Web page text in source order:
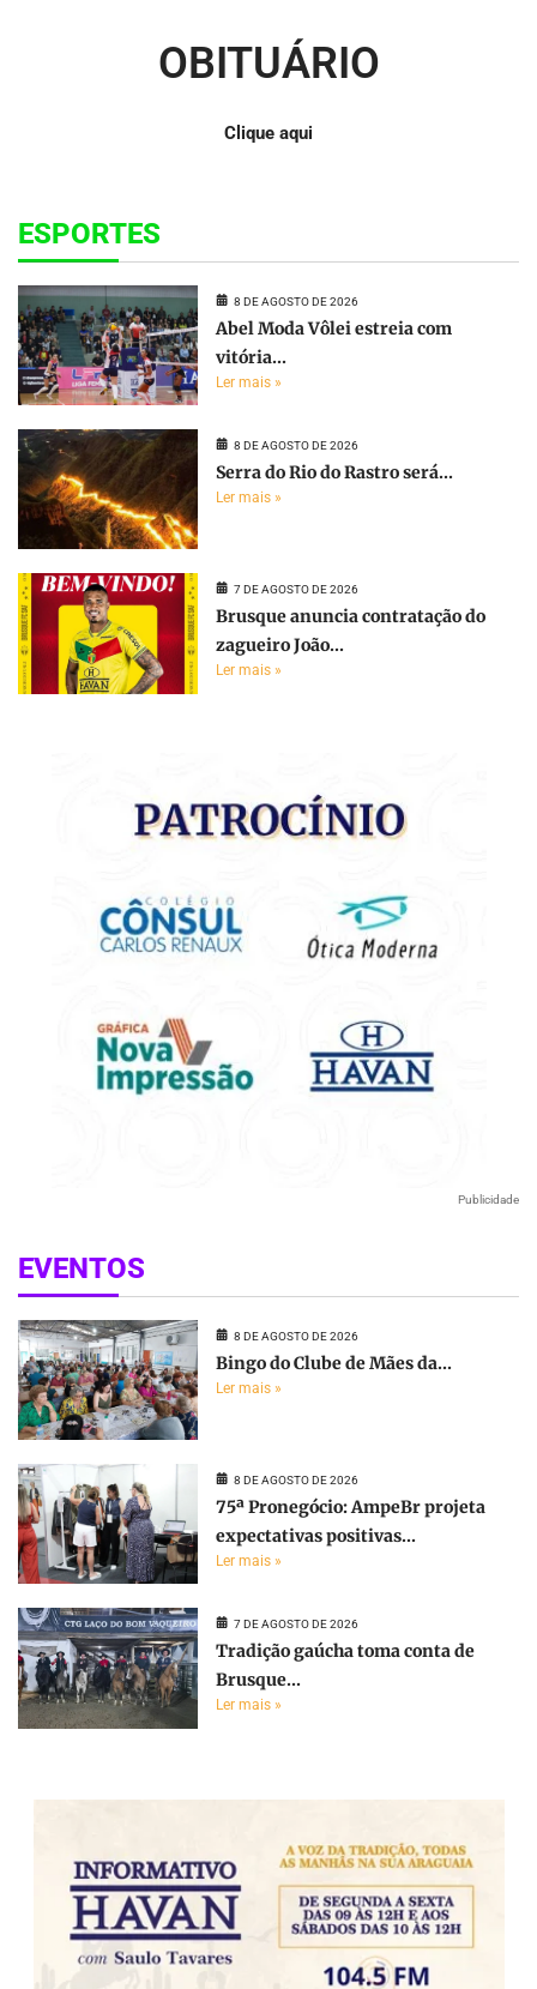
OBITUÁRIO
Clique aqui
ESPORTES
8 DE AGOSTO DE 2026
Abel Moda Vôlei estreia com
vitória...
Ler mais »
8 DE AGOSTO DE 2026
Serra do Rio do Rastro será...
Ler mais »
7 DE AGOSTO DE 2026
Brusque anuncia contratação do
zagueiro João...
Ler mais »
Publicidade
EVENTOS
8 DE AGOSTO DE 2026
Bingo do Clube de Mães da...
Ler mais »
8 DE AGOSTO DE 2026
75ª Pronegócio: AmpeBr projeta
expectativas positivas...
Ler mais »
7 DE AGOSTO DE 2026
Tradição gaúcha toma conta de
Brusque...
Ler mais »